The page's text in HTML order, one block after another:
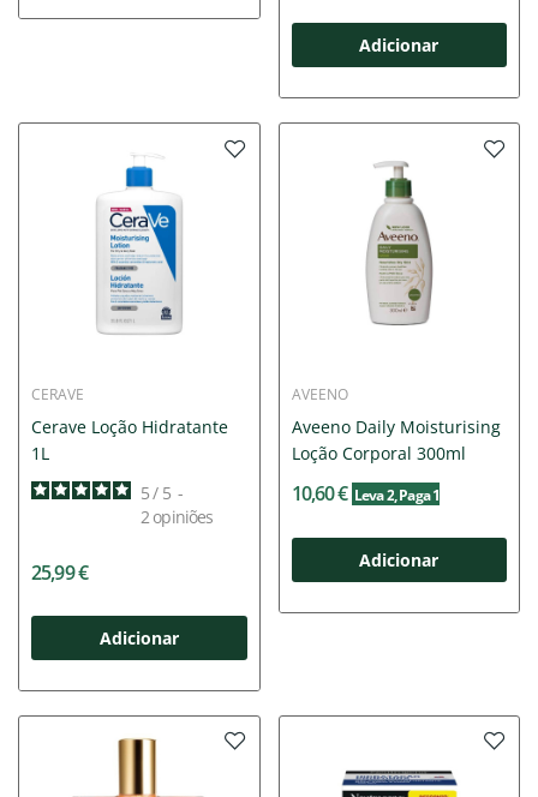
Adicionar
CERAVE
Cerave Loção Hidratante
1L
5/ 5 -
2 opiniões
25,99 €
Adicionar
AVEENO
Aveeno Daily Moisturising
Loção Corporal 300ml
10,60 € Leva 2, Paga 1
Adicionar